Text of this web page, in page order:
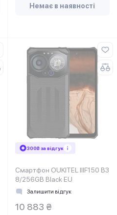
Немає в наявності
300₴ за відгук
Смартфон OUKITEL IIIF150 B3
8/256GB Black EU
Залишити відгук
10 883 ₴